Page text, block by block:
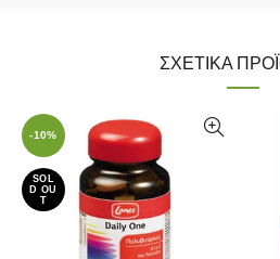
ΣΧΕΤΙΚΆ
-10%
SOL
D OU
T